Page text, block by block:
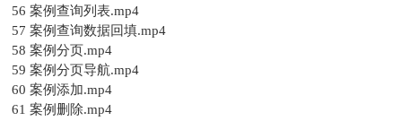
56 案例查询列表.mp4
57 案例查询数据回填.mp4
58 案例分页.mp4
59 案例分页导航.mp4
60 案例添加.mp4
61 案例删除.mp4